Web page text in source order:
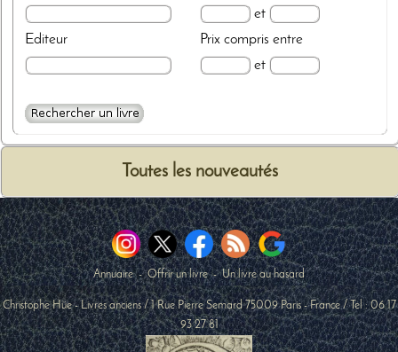
Editeur
et
Prixcompris entre
et
Toutes les nouveautés
Annuaire-Offrir un livre-Un livre au hasard
Christophe Hüe - Livres anciens /1 Rue Pierre Semard 75009 Paris-France / Tel :06 17
93 27 81